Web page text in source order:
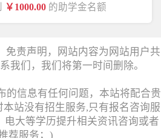
￥1000.00 的助学金名额
责声明，网站内容为网站用户共
我们，我们将第一时间删除。
的信息有任何问题，本站将配合贵
站没有招生服务,只有报名咨询服
电大等学历提升相关资讯咨询或者
荐服务；)